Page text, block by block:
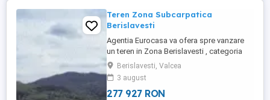
Teren Zona Subcarpatica
Berislavesti
Agentia Eurocasa va ofera spre vanzare
un teren in Zona Berislavesti , categoria
faneata , ce va trece in intravilan in
suprafata de 8316 mp . Terenul are
inclinatie fiind in zona de deal . Pentru
vizionare 0747550568
Berislavesti, Valcea
3 august
277 927 RON